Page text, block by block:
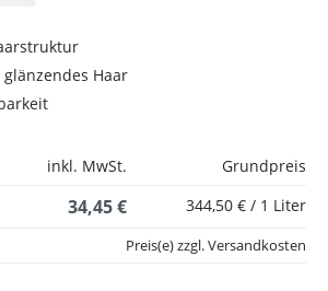
Haar
inkl. MwSt.
Grundpreis
34,45 € 344,50 € / 1 Liter
Preis(e) zzgl. Versandkosten